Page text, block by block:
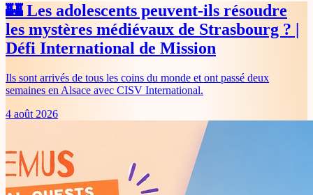
🏰 Les adolescents peuvent-ils résoudre
les mystères médiévaux de Strasbourg ? |
Défi International de Mission
Ils sont arrivés de tous les coins du monde et ont passé deux
semaines en Alsace avec CISV International.
4 août 2026